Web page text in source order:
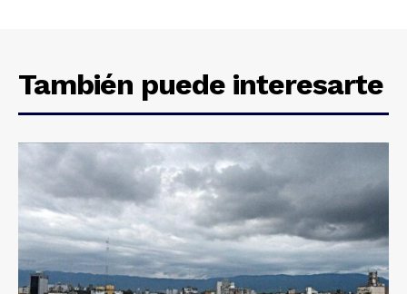
También puede interesarte